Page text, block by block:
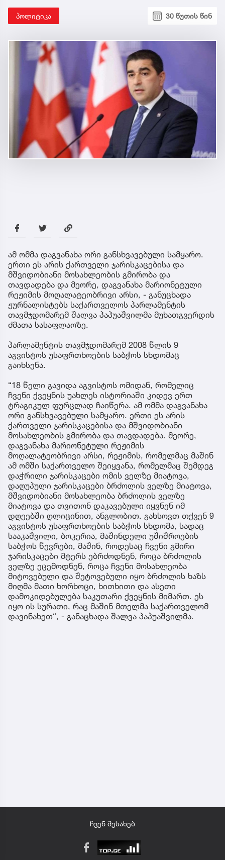
პოლიტიკა 30 წუთის წინ
ამ ომმა დაგვანახა ორი განსხვავებული სამყარო.
ერთი ეს არის ქართველი ჯარისკაცებისა და
მშვიდობიანი მოსახლეობის გმირობა და
თავდადება და მეორე, დაგვანახა მარიონეტული
რეჟიმის მოღალატეობრივი არსი, - განუცხადა
ჟურნალისტებს საქართველოს პარლამენტის
თავმჯდომარემ შალვა პაპუაშვილმა მუხათგვერდის
ძმათა სასაფლაოზე.
პარლამენტის თავმჯდომარემ 2008 წლის 9
აგვისტოს უსაფრთხოების საბჭოს სხდომაც
გაიხსენა.
“18 წელი გავიდა აგვისტოს ომიდან, რომელიც
ჩვენი ქვეყნის უახლეს ისტორიაში კიდევ ერთ
ტრაგიკულ ფურცლად ჩაიწერა. ამ ომმა დაგვანახა
ორი განსხვავებული სამყარო. ერთი ეს არის
ქართველი ჯარისკაცებისა და მშვიდობიანი
მოსახლეობის გმირობა და თავდადება. მეორე,
დაგვანახა მარიონეტული რეჟიმის
მოღალატეობრივი არსი, რეჟიმის, რომელმაც მაშინ
ამ ომში საქართველო შეიყვანა, რომელმაც შემდეგ
დაჭრილი ჯარისკაცები ომის ველზე მიატოვა,
დაღუპული ჯარისკაცები ბრძოლის ველზე მიატოვა,
მშვიდობიანი მოსახლეობა ბრძოლის ველზე
მიატოვა და თვითონ დაკავებული იყვნენ იმ
დღეებში ღლიცინით, ანგლობით. გახსოვთ თქვენ 9
აგვისტოს უსაფრთხოების საბჭოს სხდომა, სადაც
სააკაშვილი, ბოკერია, მაშინდელი უშიშროების
საბჭოს წევრები, მაშინ, როდესაც ჩვენი გმირი
ჯარისკაცები მტერს ებრძოდნენ, როცა ბრძოლის
ველზე ეცემოდნენ, როცა ჩვენი მოსახლეობა
მიტოვებული და შეტოვებული იყო ბრძოლის ხაზს
მიღმა მათი ხორხოცი, ხითხითი და ასეთი
დამოკიდებულება საკუთარი ქვეყნის მიმართ. ეს
იყო ის სურათი, რაც მაშინ მთელმა საქართველომ
დავინახეთ“, - განაცხადა შალვა პაპუაშვილმა.
ჩვენ შესახებ